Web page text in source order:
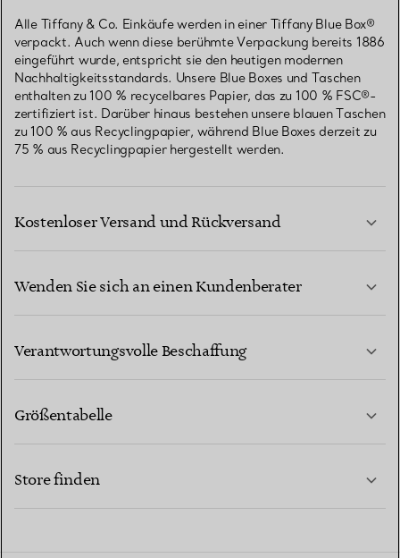
Alle Tiffany & Co. Einkäufe werden in einer Tiffany Blue Box®
verpackt. Auch wenn diese berühmte Verpackung bereits 1886
eingeführt wurde, entspricht sie den heutigen modernen
Nachhaltigkeitsstandards. Unsere Blue Boxes und Taschen
enthalten zu 100 % recycelbares Papier, das zu 100 % FSC®-
zertifiziert ist. Darüber hinaus bestehen unsere blauen Taschen
zu 100 % aus Recyclingpapier, während Blue Boxes derzeit zu
75 % aus Recyclingpapier hergestellt werden.
Kostenloser Versand und Rückversand
Wenden Sie sich an einen Kundenberater
Verantwortungsvolle Beschaffung
Größentabelle
Store finden